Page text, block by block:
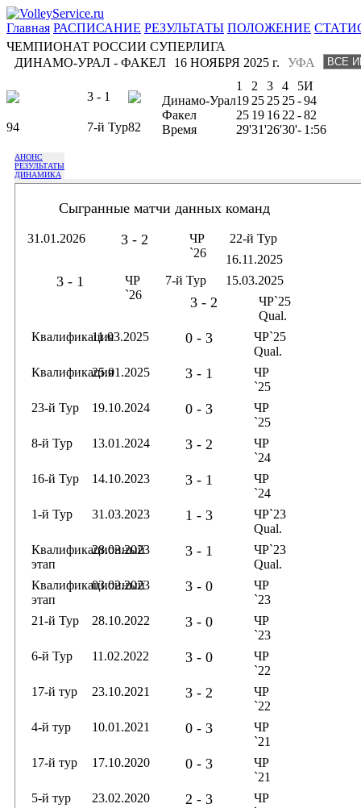
Главная РАСПИСАНИЕ РЕЗУЛЬТАТЫ ПОЛОЖЕНИЕ
ЧЕМПИОНАТ РОССИИ СУПЕРЛИГА
ДИНАМО-УРАЛ - ФАКЕЛ
УФА
16 НОЯБРЯ 2025 г.
3 - 1
94 7-й Тур82
1 2 3 4 5И
Динамо-Урал19 25 25 25-94
Факел
25 19 16 22 -82
Время
29'31'26'30'- 1:56
АНОНС
РЕЗУЛЬТАТЫ
ДИНАМИКА
Сыгранные матчи данных команд
31.01.2026 3 - 2
ЧР
`26
22-й Тур
16.11.2025
3 - 1
ЧР
`26
7-й Тур 15.03.2025
3 - 2
ЧР`25
Qual.
Квалификация11.03.2025 0 - 3
ЧР`25
Qual.
Квалификация25.01.2025 3 - 1
ЧР
`25
23-й Тур
19.10.2024 0 - 3
ЧР
`25
8-й Тур
13.01.2024 3 - 2
ЧР
`24
16-й Тур
14.10.2023 3 - 1
ЧР
`24
1-й Тур
31.03.2023 1 - 3
ЧР`23
Qual.
Квалификационный
этап
28.03.2023 3 - 1
ЧР`23
Qual.
Квалификационный
этап
03.02.2023 3 - 0
ЧР
`23
21-й Тур
28.10.2022 3 - 0
ЧР
`23
6-й Тур
11.02.2022 3 - 0
ЧР
`22
17-й тур
23.10.2021 3 - 2
ЧР
`22
4-й тур
10.01.2021 0 - 3
ЧР
`21
17-й тур
17.10.2020 0 - 3
ЧР
`21
5-й тур
23.02.2020 2 - 3
ЧР